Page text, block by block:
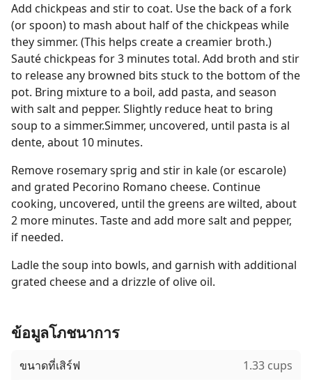
Add chickpeas and stir to coat. Use the back of a fork
(or spoon) to mash about half of the chickpeas while
they simmer. (This helps create a creamier broth.)
Sauté chickpeas for 3 minutes total. Add broth and stir
to release any browned bits stuck to the bottom of the
pot. Bring mixture to a boil, add pasta, and season
with salt and pepper. Slightly reduce heat to bring
soup to a simmer.Simmer, uncovered, until pasta is al
dente, about 10 minutes.
Remove rosemary sprig and stir in kale (or escarole)
and grated Pecorino Romano cheese. Continue
cooking, uncovered, until the greens are wilted, about
2 more minutes. Taste and add more salt and pepper,
if needed.
Ladle the soup into bowls, and garnish with additional
grated cheese and a drizzle of olive oil.
ข้อมูลโภชนาการ
ขนาดที่เสิร์ฟ 1.33 cups